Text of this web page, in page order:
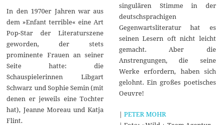
In den 1970er Jahren war aus
dem »Enfant terrible« eine Art
Pop-Star der Literaturszene
geworden, der stets
prominente Frauen an seiner
Seite hatte: die
Schauspielerinnen Libgart
Schwarz und Sophie Semin (mit
denen er jeweils eine Tochter
hat), Jeanne Moreau und Katja
Flint.
singulären Stimme in der
deutschsprachigen
Gegenwartsliteratur hat es
seinen Lesern oft nicht leicht
gemacht. Aber die
Anstrengungen, die seine
Werke erfordern, haben sich
gelohnt. Ein großes poetisches
Oeuvre!
| PETER MOHR